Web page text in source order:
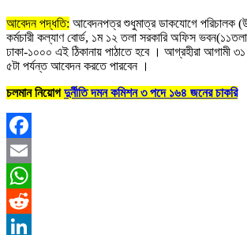
আবেদন পদ্ধতি: আবেদনপত্র শুধুমাত্র ডাকযোগে পরিচালক
কর্মচারী কল্যাণ বোর্ড, ১ম ১২ তলা সরকারি অফিস
ঢাকা-১০০০ এই ঠিকানায় পাঠাতে হবে । আগ্রহীরা আগামী
৫টা পর্যন্ত আবেদন করতে পারবেন ।
চলমান নিয়োগদুর্নীতি দমন কমিশন ৩ পদে ১৬৪ জনের চাকরি
Facebook
Email
WhatsApp
Reddit